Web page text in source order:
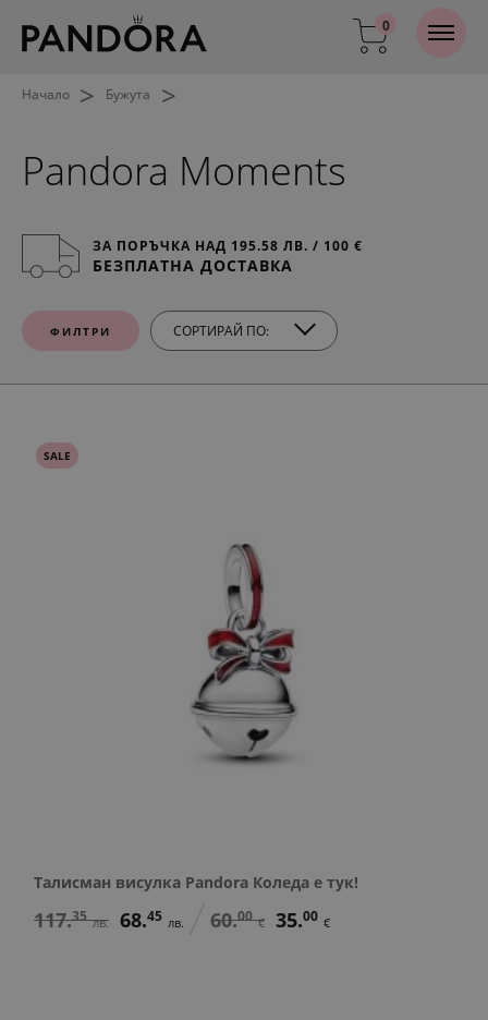
0
Начало > Бужута >
Pandora Moments
ЗА ПОРЪЧКА НАД 195.58 ЛВ. / 100 €
БЕЗПЛАТНА ДОСТАВКА
ФИЛТРИ СОРТИРАЙ ПО:
SALE
Талисман висулка Pandora Коледа е тук!
117.35 лв. 68.45 лв. 60.00 € 35.00 €